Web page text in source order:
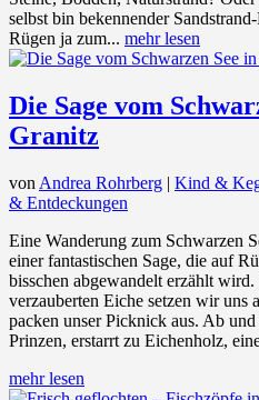
selbst bin bekennender
Rügen ja zum... mehr lesen
Die Sage vom
Granitz
von Andrea Rohrberg | Kind &
& Entdeckungen
Eine Wanderung zum Schwarzen
einer fantastischen Sage, die auf
bisschen abgewandelt erzählt
verzauberten Eiche setzen wir uns
packen unser Picknick aus. Ab
Prinzen, erstarrt zu Eichenholz,
mehr lesen